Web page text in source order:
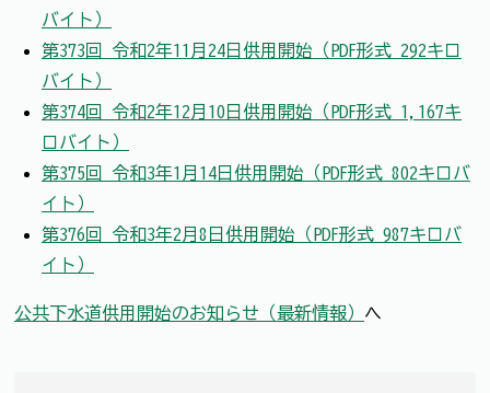
バイト）
第373回 令和2年11月24日供用開始（PDF形式 292キロ
バイト）
第374回 令和2年12月10日供用開始（PDF形式 1,167キ
ロバイト）
第375回 令和3年1月14日供用開始（PDF形式 802キロバ
イト）
第376回 令和3年2月8日供用開始（PDF形式 987キロバ
イト）
公共下水道供用開始のお知らせ（最新情報） へ